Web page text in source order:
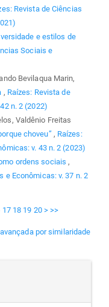
Revista de Ciências
e estilos de
Sociais e
Bevilaqua Marin,
, Raízes: Revista de
n. 2 (2022)
Valdênio Freitas
choveu” , Raízes:
v. 43 n. 2 (2023)
ordens sociais ,
e Econômicas: v. 37 n. 2
17 18 19 20 > >>
por similaridade